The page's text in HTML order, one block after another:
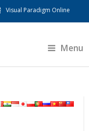
Visual Paradigm Online
Menu